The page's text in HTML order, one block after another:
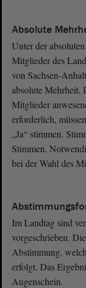
Absolute
Unter der
Mitglieder des
von Sachsen-
absolute Mehrheit.
Mitglieder
erforderlich,
„Ja“ stimmen.
Stimmen.
bei der Wahl des
Im Landtag sind
vorgeschrieben.
Abstimmung,
erfolgt. Das
Augenschein.